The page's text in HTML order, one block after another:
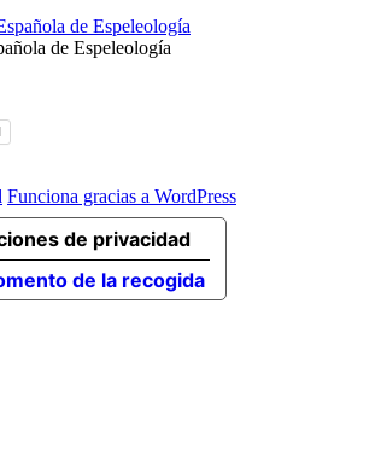
de Espeleología
Funciona gracias a WordPress
de la recogida
de privacidad